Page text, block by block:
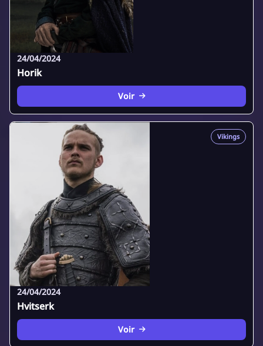
24/04/2024
Horik
Voir
Vikings
24/04/2024
Hvitserk
Voir